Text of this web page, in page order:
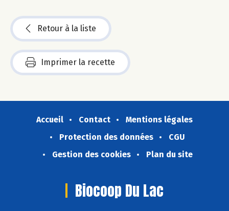
Retour à la liste
Imprimer la recette
Accueil Contact
Mentions légales
Protection des données
CGU
Gestion des cookies
Plan du site
Biocoop Du Lac